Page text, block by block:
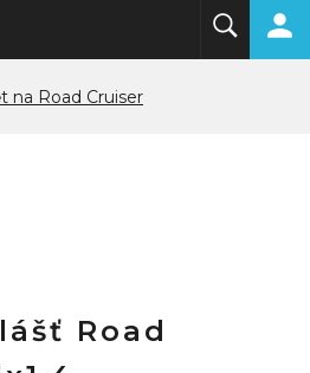
Road Cruiser
Road